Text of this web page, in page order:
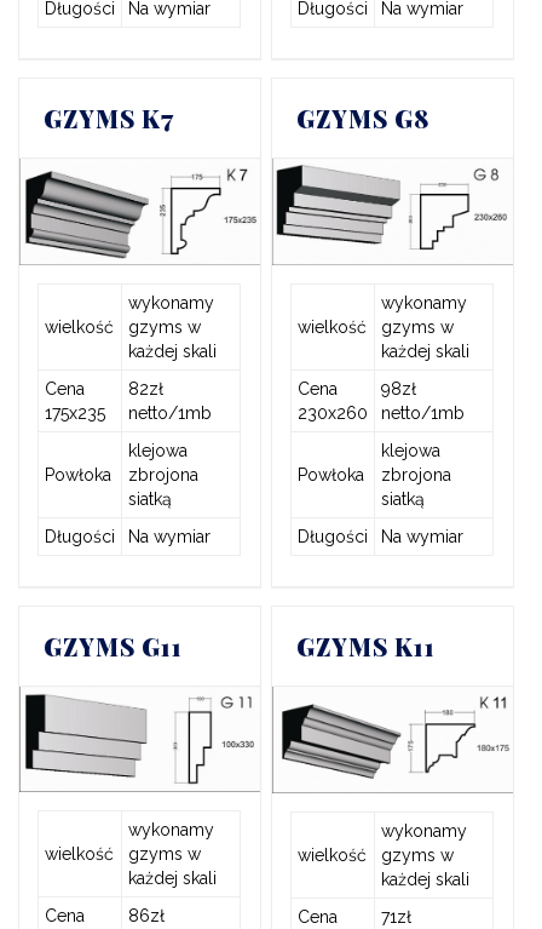
Długości Na wymiar Długości Na wymiar
GZYMS K7
wielkość
wykonamy
gzyms w
każdej skali
Cena
175x235
82zł
netto/1mb
Powłoka
klejowa
zbrojona
siatką
Długości
Na wymiar
GZYMS G8
wielkość
wykonamy
gzyms w
każdej skali
Cena
230x260
98zł
netto/1mb
Powłoka
klejowa
zbrojona
siatką
Długości
Na wymiar
GZYMS G11
wielkość
wykonamy
gzyms w
każdej skali
Cena
86zł
GZYMS K11
wielkość
wykonamy
gzyms w
każdej skali
Cena
71zł